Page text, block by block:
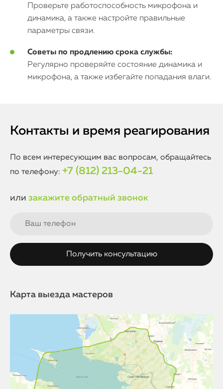
Проверьте работоспособность микрофона и
динамика, а также настройте правильные
параметры связи.
Советы по продлению срока службы:
Регулярно проверяйте состояние динамика и
микрофона, а также избегайте попадания влаги.
Контакты и время реагирования
По всем интересующим вас вопросам, обращайтесь
по телефону: +7 (812) 213-04-21
или закажите обратный звонок
Карта выезда мастеров